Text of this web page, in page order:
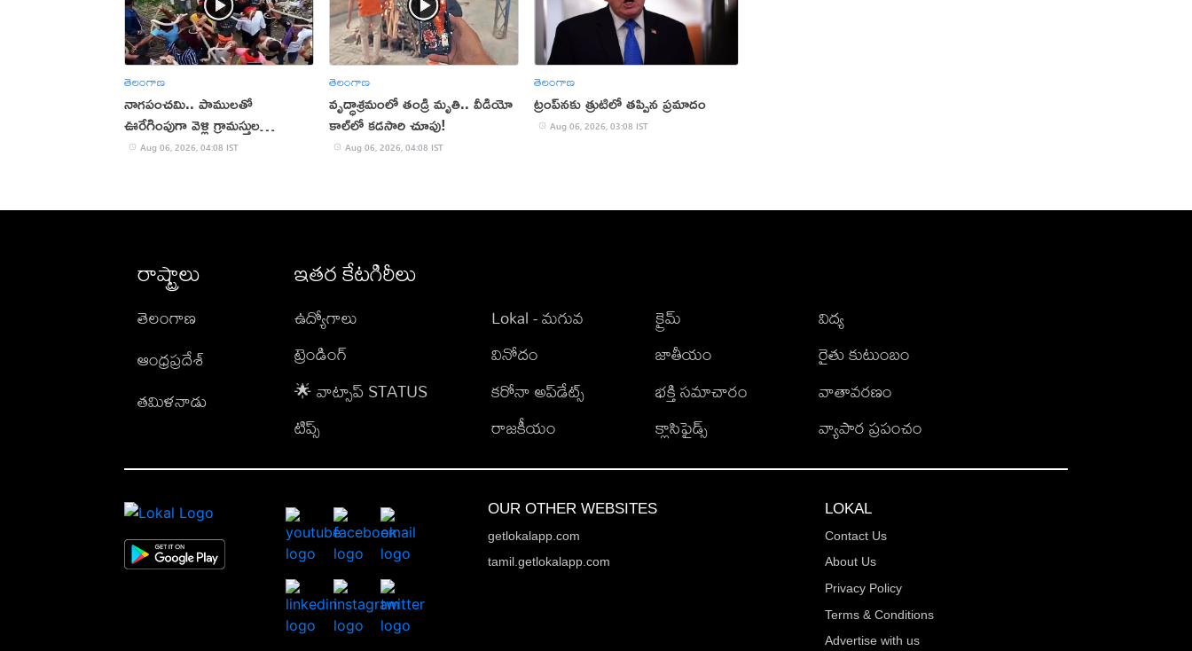
తెలంగాణ
నాగపంచమి.. పాములతో
ఊరేగింపుగా వెళ్లి గ్రామస్తుల
పూజలు(వీడియో)
Aug 06, 2026, 04:08 IST
తెలంగాణ
వృద్ధాశ్రమంలో తండ్రి మృతి.. వీడియో
కాల్‌లో కడసారి చూపు!
Aug 06, 2026, 04:08 IST
తెలంగాణ
ట్రంప్‌నకు త్రుటిలో తప్పిన ప్రమాదం
Aug 06, 2026, 03:08 IST
రాష్ట్రాలు
తెలంగాణ
ఆంధ్రప్రదేశ్
తమిళనాడు
ఇతర కేటగిరీలు
ఉద్యోగాలు
ట్రెండింగ్
🌟 వాట్సాప్ STATUS
టిప్స్
Lokal - మగువ
వినోదం
కరోనా అప్‌డేట్స్
రాజకీయం
క్రైమ్
జాతీయం
భక్తి సమాచారం
క్లాసిఫైడ్స్
విద్య
రైతు కుటుంబం
వాతావరణం
వ్యాపార ప్రపంచం
OUR OTHER WEBSITES
getlokalapp.com
tamil.getlokalapp.com
LOKAL
Contact Us
About Us
Privacy Policy
Terms & Conditions
Advertise with us